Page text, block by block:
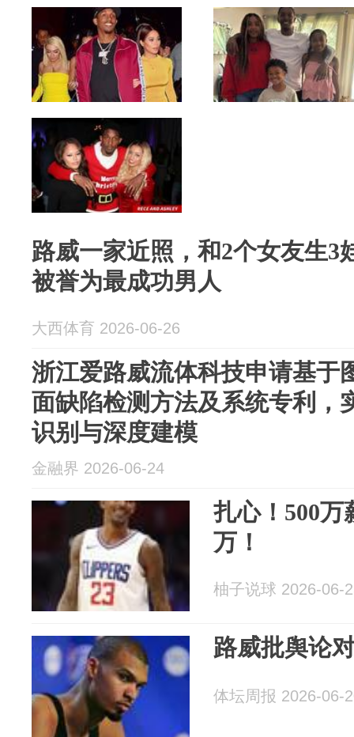
路威一家近照，和2个女友生3
被誉为最成功男人
大西体育 2026-06-26
浙江爱路威流体科技申请基于
面缺陷检测方法及系统专利，
识别与深度建模
金融界 2026-06-24
扎心！500万
万！
柚子说球 2026-06-
路威批舆论
体坛周报 2026-06-